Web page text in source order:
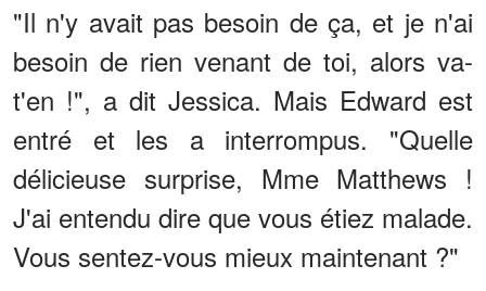
"Il n'y avait pas besoin de ça, et je n'ai
besoin de rien venant de toi, alors va-
t'en !", a dit Jessica. Mais Edward est
entré et les a interrompus. "Quelle
délicieuse surprise, Mme Matthews !
J'ai entendu dire que vous étiez malade.
Vous sentez-vous mieux maintenant ?"